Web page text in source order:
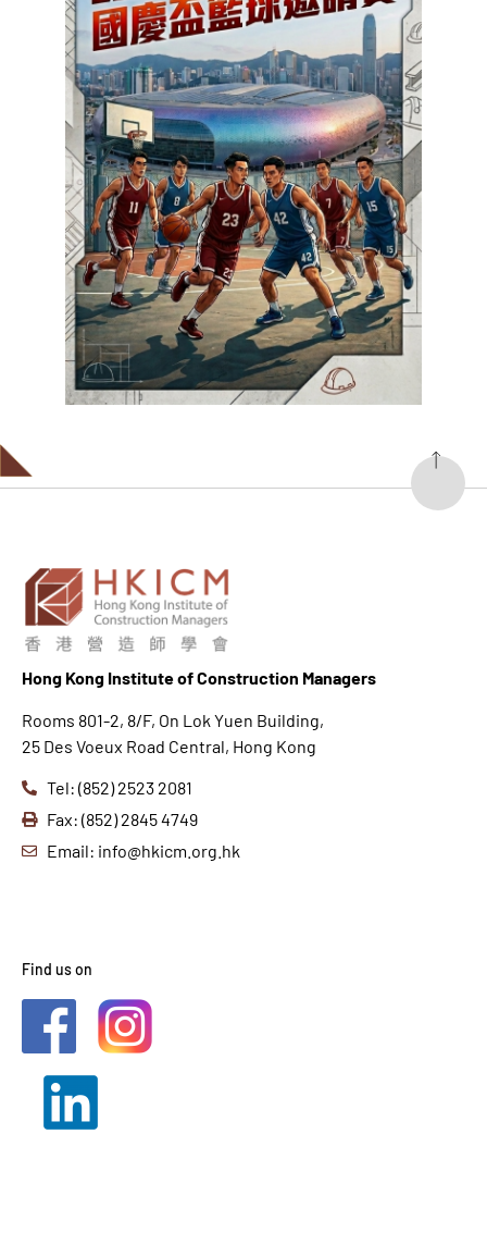
Hong Kong Institute of Construction Managers
Rooms 801-2, 8/F, On Lok Yuen Building,
25 Des Voeux Road Central, Hong Kong
Tel: (852) 2523 2081
Fax: (852) 2845 4749
Email: info@hkicm.org.hk
Find us on